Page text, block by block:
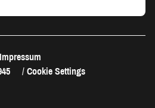
Impressum
Cookie Settings